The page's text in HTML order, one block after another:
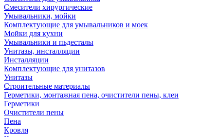
Смесители хирургические
Умывальники, мойки
Комплектующие для умывальников и моек
Мойки для кухни
Умывальники и пьдесталы
Унитазы, инсталляции
Инсталляции
Комплектующие для унитазов
Унитазы
Строительные материалы
Герметики, монтажная пена, очистители пены, клеи
Герметики
Очистители пены
Пена
Кровля